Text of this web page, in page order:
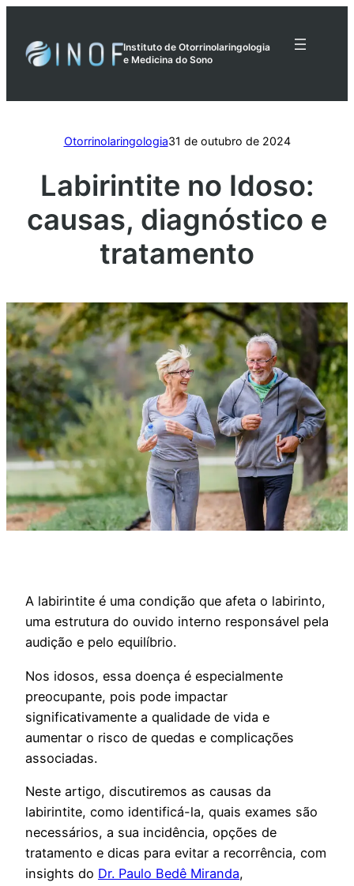
Instituto de Otorrinolaringologia
e Medicina do Sono
Otorrinolaringologia31 de outubro de 2024
Labirintite no Idoso:
causas, diagnóstico e
tratamento
A labirintite é uma condição que afeta o labirinto,
uma estrutura do ouvido interno responsável pela
audição e pelo equilíbrio.
Nos idosos, essa doença é especialmente
preocupante, pois pode impactar
significativamente a qualidade de vida e
aumentar o risco de quedas e complicações
associadas.
Neste artigo, discutiremos as causas da
labirintite, como identificá-la, quais exames são
necessários, a sua incidência, opções de
tratamento e dicas para evitar a recorrência, com
insights do Dr. Paulo Bedê Miranda,